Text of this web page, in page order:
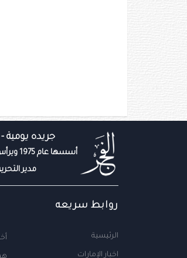
جريده
أسسها عام 1975 ويرأس تحريرها عبيد حميد المزروعي
مدير
روابط سريعه
الرئيسية
اخبار الإمارات